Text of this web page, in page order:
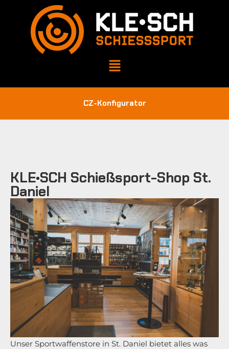
CZ-Konfigurator
KLE•SCH Schießsport-Shop St.
Daniel
Unser Sportwaffenstore in St. Daniel bietet alles was